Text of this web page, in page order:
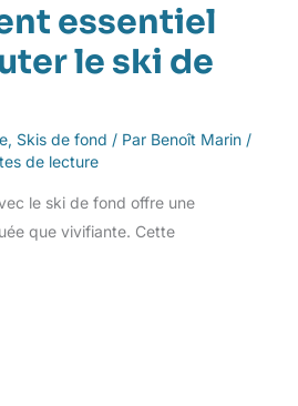
essentiel
le ski de
, Skis de fond / Par Benoît Marin /
de lecture
le ski de fond offre une
que vivifiante. Cette